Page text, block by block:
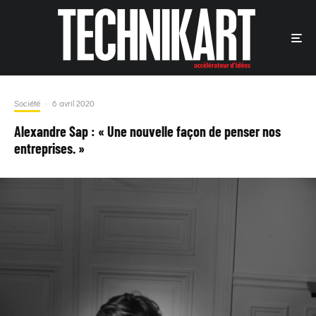
Société · 6 avril 2020
Alexandre Sap : « Une nouvelle façon de penser nos
entreprises. »